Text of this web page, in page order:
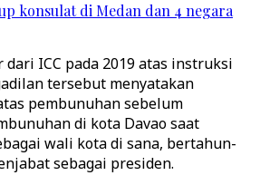
konsulat di Medan dan 4 negara
ICC pada 2019 atas instruksi
tersebut menyatakan
pembunuhan sebelum
di kota Davao saat
wali kota di sana, bertahun-
sebagai presiden.